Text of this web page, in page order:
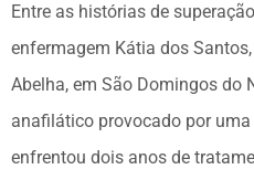
Entre as histórias de
enfermagem Kátia dos
Abelha, em São Domingos do
anafilático provocado por
enfrentou dois anos de